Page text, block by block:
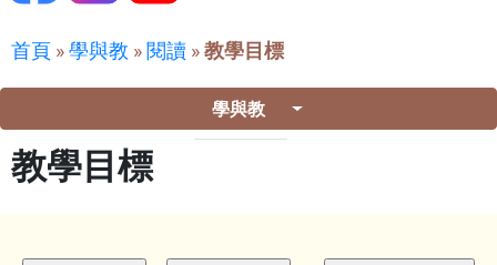
首頁 »學與教 » 閱讀 »教學目標
學與教
教學目標